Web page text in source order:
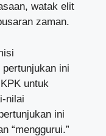
watak elit
zaman.
ini
untuk
nilai
ini
“menggurui.”